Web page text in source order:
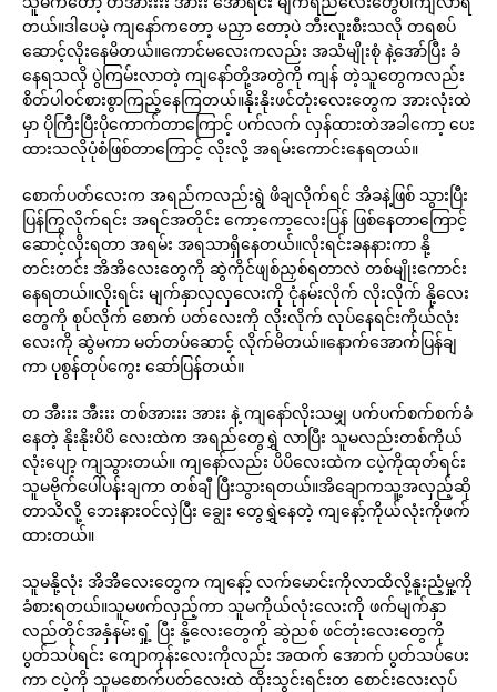
တယ်။ဒါပေမဲ့ ကျနော်ကတော့ မညှာ တော့ပဲ ဘီးလူးစီးသလို တရစပ်
ဆောင့်လိုးနေမိတယ်။ကောင်မလေးကလည်း အသံမျိုးစုံ နဲ့အော်ပြီး ခံ
နေရသလို ပွဲကြမ်းလာတဲ့ ကျနော်တို့အတွဲကို ကျန် တဲ့သူတွေကလည်း
စိတ်ပါဝင်စားစွာကြည့်နေကြတယ်။နိုးနိုးဖင်တုံးလေးတွေက အားလုံးထဲ
မှာ ပိုကြီးပြီးပိုကောက်တာကြောင့် ပက်လက် လှန်ထားတဲအခါကော့ ပေး
ထားသလိုပုံစံဖြစ်တာကြောင့် လိုးလို့ အရမ်းကောင်းနေရတယ်။
စောက်ပတ်လေးက အရည်ကလည်းရွဲ ဖိချလိုက်ရင် အိခနဲ့ဖြစ် သွားပြီး
ပြန်ကြွလိုက်ရင်း အရင်အတိုင်း ကော့ကော့လေးပြန် ဖြစ်နေတာကြောင့်
ဆောင့်လိုးရတာ အရမ်း အရသာရှိနေတယ်။လိုးရင်းခနနားကာ နို့
တင်းတင်း အိအိလေးတွေကို ဆွဲကိုင်ဖျစ်ညှစ်ရတာလဲ တစ်မျိုးကောင်း
နေရတယ်။လိုးရင်း မျက်နှာလှလှလေးကို ငုံနမ်းလိုက် လိုးလိုက် နို့လေး
တွေကို စုပ်လိုက် စောက် ပတ်လေးကို လိုးလိုက် လုပ်နေရင်းကိုယ်လုံး
လေးကို ဆွဲမကာ မတ်တပ်ဆောင့် လိုက်မိတယ်။နောက်အောက်ပြန်ချ
ကာ ပုစွန်တုပ်ကွေး ဆော်ပြန်တယ်။
တ အီးးး အီးးး တစ်အားးး အားး နဲ့ ကျနော်လိုးသမျှ ပက်ပက်စက်စက်ခံ
နေတဲ့ နိုးနိုးပိပိ လေးထဲက အရည်တွေရွှဲ လာပြီး သူမလည်းတစ်ကိုယ်
လုံးပျော့ ကျသွားတယ်။ ကျနော်လည်း ပိပိလေးထဲက ငပဲ့ကိုထုတ်ရင်း
သူမဗိုက်ပေါ်ပန်းချကာ တစ်ချီ ပြီးသွားရတယ်။အိချောကသူ့အလှည့်ဆို
တာသိလို့ ဘေးနားဝင်လှဲပြီး ချွေး တွေရွှဲနေတဲ့ ကျနော့်ကိုယ်လုံးကိုဖက်
ထားတယ်။
သူမနို့လုံး အိအိလေးတွေက ကျနော့် လက်မောင်းကိုလာထိလို့နူးညံ့မှု့ကို
ခံစားရတယ်။သူမဖက်လှည့်ကာ သူမကိုယ်လုံးလေးကို ဖက်မျက်နှာ
လည်တိုင်အနှံနမ်းရှုံ့ ပြီး နို့လေးတွေကို ဆွဲညစ် ဖင်တုံးလေးတွေကို
ပွတ်သပ်ရင်း ကျောကုန်းလေးကိုလည်း အထက် အောက် ပွတ်သပ်ပေး
ကာ ငပဲ့ကို သူမစောက်ပတ်လေးထဲ ထိုးသွင်းရင်းတ စောင်းလေးလုပ်